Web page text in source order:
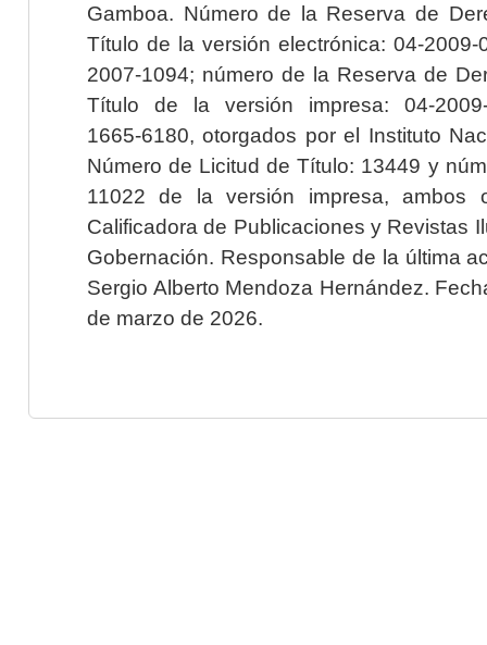
Gamboa. Número de la Reserva de
Título de la versión electrónica: 04-2009-
2007-1094; número de la Reserva de
Título de la versión impresa: 04-2009-
1665-6180, otorgados por el Instituto
Número de Licitud de Título: 13449 y
11022 de la versión impresa, ambos
Calificadora de Publicaciones y Revistas
Gobernación. Responsable de la última
Sergio Alberto Mendoza Hernández.
de marzo de 2026.